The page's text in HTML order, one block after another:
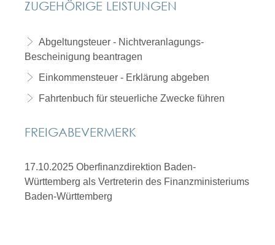
ZUGEHÖRIGE LEISTUNGEN
Abgeltungsteuer - Nichtveranlagungs-
Bescheinigung beantragen
Einkommensteuer - Erklärung abgeben
Fahrtenbuch für steuerliche Zwecke führen
FREIGABEVERMERK
17.10.2025 Oberfinanzdirektion Baden-
Württemberg als Vertreterin des Finanzministeriums
Baden-Württemberg